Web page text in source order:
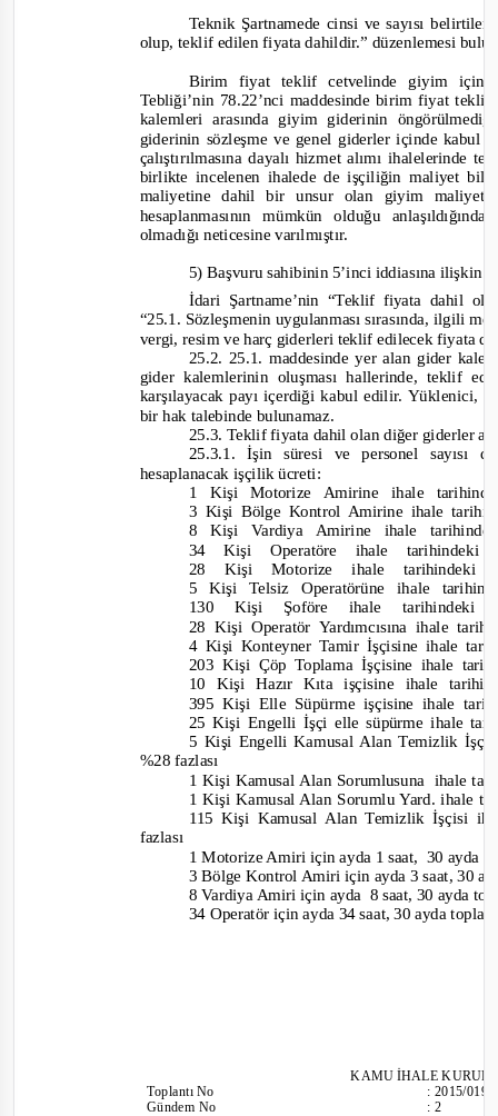
Teknik Şartnamede cinsi ve sayısı
olup, teklif edilen fiyata dahildir.” düzenlemesi
Birim fiyat teklif cetvelinde giyim için
Tebliği’nin 78.22’nci maddesinde birim fiyat teklif
kalemleri arasında giyim giderinin
giderinin sözleşme ve genel giderler içinde kabul
çalıştırılmasına dayalı hizmet alımı ihalelerinde
birlikte incelenen ihalede de işçiliğin maliyet
maliyetine dahil bir unsur olan giyim
hesaplanmasının mümkün olduğu
olmadığı neticesine varılmıştır.
5) Başvuru sahibinin 5’inci iddiasına ilişkin
İdari Şartname’nin “Teklif fiyata dahil
“25.1. Sözleşmenin uygulanması sırasında, ilgili
vergi, resim ve harç giderleri teklif edilecek fiyata
25.2. 25.1. maddesinde yer alan gider
gider kalemlerinin oluşması hallerinde, teklif
karşılayacak payı içerdiği kabul edilir. Yüklenici,
bir hak talebinde bulunamaz.
25.3. Teklif fiyata dahil olan diğer giderler
25.3.1. İşin süresi ve personel sayısı
hesaplanacak işçilik ücreti:
1 Kişi Motorize Amirine ihale
3 Kişi Bölge Kontrol Amirine ihale
8 Kişi Vardiya Amirine ihale
34 Kişi Operatöre ihale
28 Kişi Motorize ihale
5 Kişi Telsiz Operatörüne ihale
130 Kişi Şoföre ihale
28 Kişi Operatör Yardımcısına ihale
4 Kişi Konteyner Tamir İşçisine ihale
203 Kişi Çöp Toplama İşçisine ihale
10 Kişi Hazır Kıta işçisine ihale
395 Kişi Elle Süpürme işçisine ihale
25 Kişi Engelli İşçi elle süpürme ihale
5 Kişi Engelli Kamusal Alan Temizlik
%28 fazlası
1 Kişi Kamusal Alan Sorumlusuna
ihale
1 Kişi Kamusal Alan Sorumlu Yard. ihale
115 Kişi Kamusal Alan Temizlik İşçisi
fazlası
1 Motorize Amiri için ayda 1 saat, 30 ayda
3Bölge Kontrol Amiri için ayda 3 saat, 30
8 Vardiya Amiri için ayda 8 saat, 30 ayda
34 Operatör için ayda 34 saat, 30 ayda
KAMU İHALE
ToplantıNo
Gündem No
:2015/019
:2